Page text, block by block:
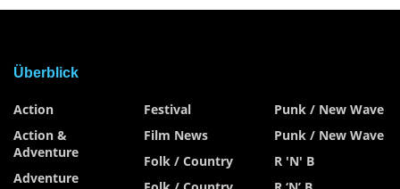
Überblick
Action
Action &
Adventure
Adventure
Festival
Film News
Folk / Country
Punk / New Wave
Punk / New Wave
R 'n' B